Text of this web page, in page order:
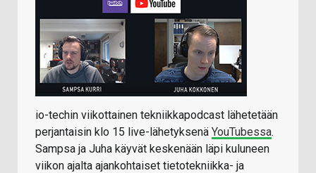
io-techin viikottainen tekniikkapodcast lähetetään
perjantaisin klo 15 live-lähetyksenä YouTubessa.
Sampsa ja Juha käyvät keskenään läpi kuluneen
viikon ajalta ajankohtaiset tietotekniikka- ja